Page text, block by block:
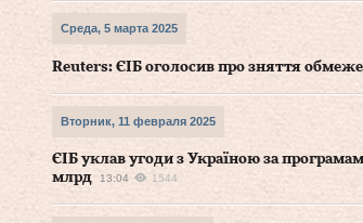
Среда, 5 марта 2025
Reuters: ЄІБ оголосив про зняття
Вторник, 11 февраля 2025
ЄІБ уклав угоди з Україною за
млрд
13:04 1544